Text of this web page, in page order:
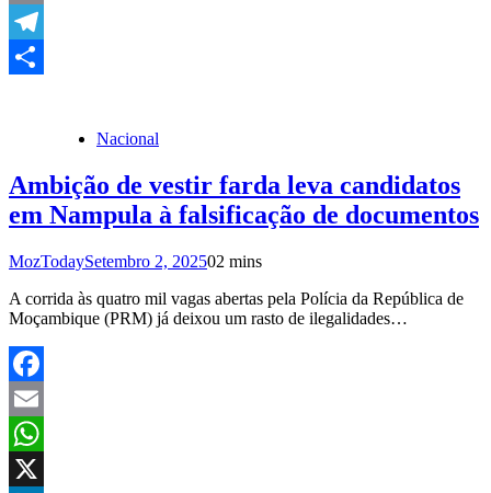
Copy
Link
Telegram
Nacional
Ambição de vestir farda leva candidatos
em Nampula à falsificação de documentos
MozTodaySetembro 2, 202502 mins
A corrida às quatro mil vagas abertas pela Polícia da República de
Moçambique (PRM) já deixou um rasto de ilegalidades…
Facebook
Email
WhatsApp